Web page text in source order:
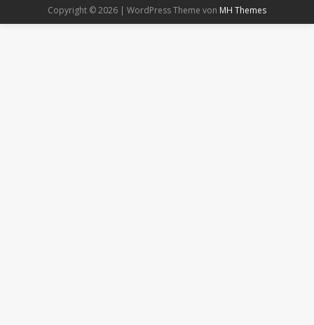
Copyright © 2026 | WordPress Theme von MH Themes